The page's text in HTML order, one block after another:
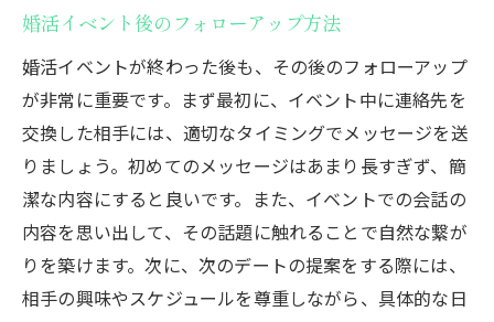
婚活イベント後のフォローアップ方法
婚活イベントが終わった後も、その後のフォローアップ
が非常に重要です。まず最初に、イベント中に連絡先を
交換した相手には、適切なタイミングでメッセージを送
りましょう。初めてのメッセージはあまり長すぎず、簡
潔な内容にすると良いです。また、イベントでの会話の
内容を思い出して、その話題に触れることで自然な繋が
りを築けます。次に、次のデートの提案をする際には、
相手の興味やスケジュールを尊重しながら、具体的な日